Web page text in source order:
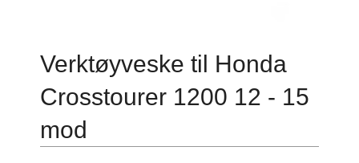
Verktøyveske til Honda
Crosstourer 1200 12 - 15
mod